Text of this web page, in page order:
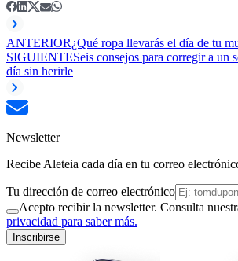
ANTERIOR¿Qué ropa llevarás el día de tu
SIGUIENTESeis consejos para corregir a un
día sin herirle
Newsletter
Recibe Aleteia cada día en tu correo
Tu dirección de correo electrónico
Acepto recibir la newsletter. Consulta
privacidad para saber más.
Inscribirse